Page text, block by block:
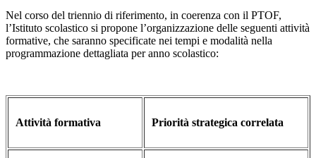
Nel corso del triennio di riferimento, in coerenza con il PTOF,
l’Istituto scolastico si propone l’organizzazione delle seguenti attività
formative, che saranno specificate nei tempi e modalità nella
programmazione dettagliata per anno scolastico:
Attività formativa Priorità strategica correlata